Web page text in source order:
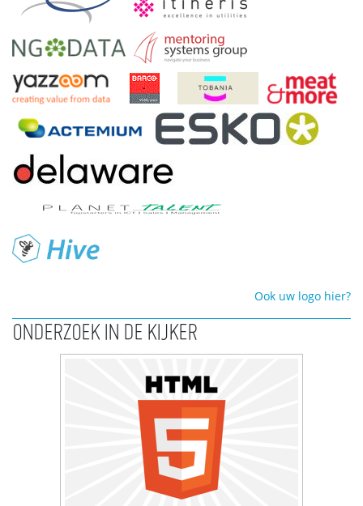
Ook uw logo hier?
ONDERZOEK IN DE KIJKER